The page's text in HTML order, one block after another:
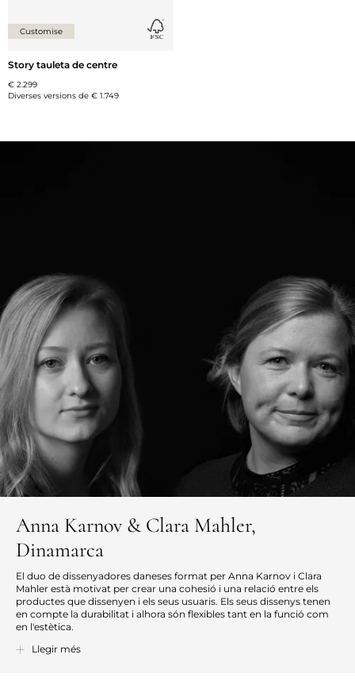
Customise
Story tauleta de centre
€ 2.299
Diverses versions de € 1.749
Anna Karnov & Clara Mahler,
Dinamarca
El duo de dissenyadores daneses format per Anna Karnov i Clara
Mahler està motivat per crear una cohesió i una relació entre els
productes que dissenyen i els seus usuaris. Els seus dissenys tenen
en compte la durabilitat i alhora són flexibles tant en la funció com
en l'estètica.
El duo fa servir, per exemple, la fugacitat del temps i la delicadesa
Llegir més